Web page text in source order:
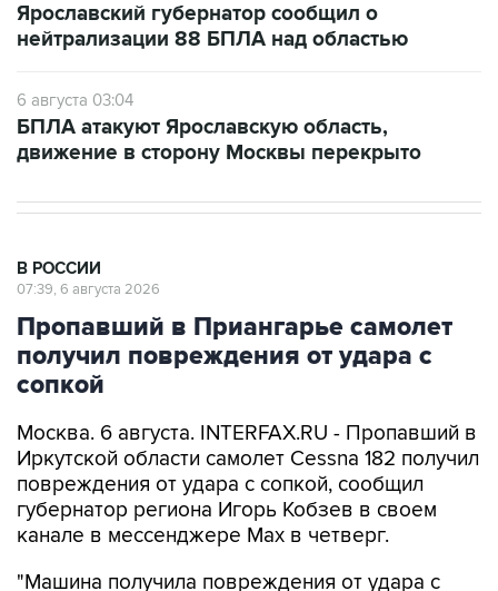
Ярославский губернатор сообщил о
нейтрализации 88 БПЛА над областью
6 августа 03:04
БПЛА атакуют Ярославскую область,
движение в сторону Москвы перекрыто
В РОССИИ
07:39, 6 августа 2026
Пропавший в Приангарье самолет
получил повреждения от удара с
сопкой
Москва. 6 августа. INTERFAX.RU - Пропавший в
Иркутской области самолет Cessna 182 получил
повреждения от удара с сопкой, сообщил
губернатор региона Игорь Кобзев в своем
канале в мессенджере Мах в четверг.
"Машина получила повреждения от удара с